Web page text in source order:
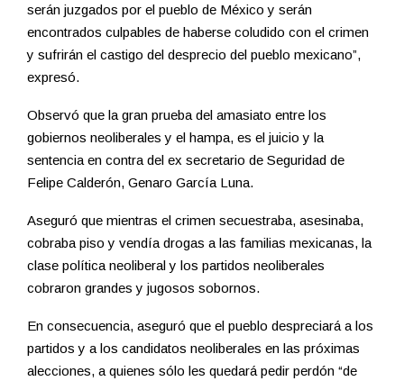
serán juzgados por el pueblo de México y serán
encontrados culpables de haberse coludido con el crimen
y sufrirán el castigo del desprecio del pueblo mexicano”,
expresó.
Observó que la gran prueba del amasiato entre los
gobiernos neoliberales y el hampa, es el juicio y la
sentencia en contra del ex secretario de Seguridad de
Felipe Calderón, Genaro García Luna.
Aseguró que mientras el crimen secuestraba, asesinaba,
cobraba piso y vendía drogas a las familias mexicanas, la
clase política neoliberal y los partidos neoliberales
cobraron grandes y jugosos sobornos.
En consecuencia, aseguró que el pueblo despreciará a los
partidos y a los candidatos neoliberales en las próximas
alecciones, a quienes sólo les quedará pedir perdón “de